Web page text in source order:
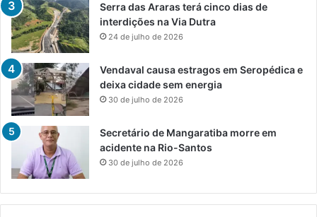
Serra das Araras terá cinco dias de
interdições na Via Dutra
24 de julho de 2026
Vendaval causa estragos em Seropédica e
deixa cidade sem energia
30 de julho de 2026
Secretário de Mangaratiba morre em
acidente na Rio-Santos
30 de julho de 2026